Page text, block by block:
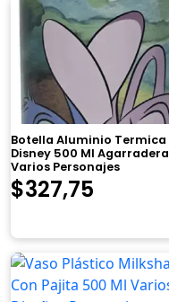
Botella Aluminio Termica
Disney 500 Ml Agarradera
Varios Personajes
El
original
era:
$327,75
actual
es: